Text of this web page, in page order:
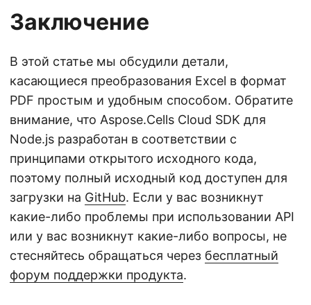
Заключение
В этой статье мы обсудили детали,
касающиеся преобразования Excel в формат
PDF простым и удобным способом. Обратите
внимание, что Aspose.Cells Cloud SDK для
Node.js разработан в соответствии с
принципами открытого исходного кода,
поэтому полный исходный код доступен для
загрузки на GitHub. Если у вас возникнут
какие-либо проблемы при использовании API
или у вас возникнут какие-либо вопросы, не
стесняйтесь обращаться через бесплатный
форум поддержки продукта.